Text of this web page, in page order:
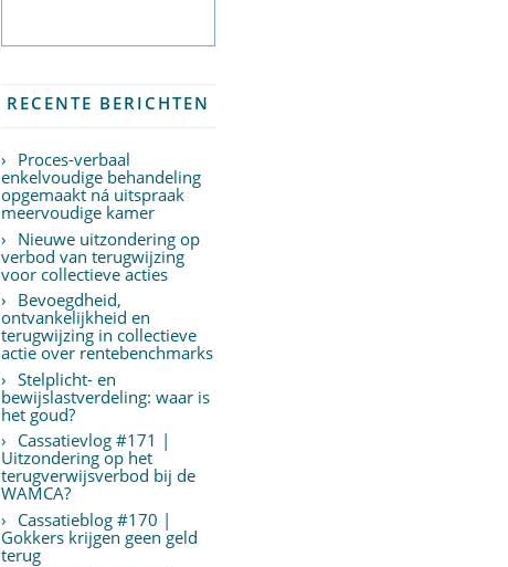
RECENTE BERICHTEN
Proces-verbaal
enkelvoudige behandeling
opgemaakt ná uitspraak
meervoudige kamer
Nieuwe uitzondering op
verbod van terugwijzing
voor collectieve acties
Bevoegdheid,
ontvankelijkheid en
terugwijzing in collectieve
actie over rentebenchmarks
Stelplicht- en
bewijslastverdeling: waar is
het goud?
Cassatievlog #171 |
Uitzondering op het
terugverwijsverbod bij de
WAMCA?
Cassatieblog #170 |
Gokkers krijgen geen geld
terug